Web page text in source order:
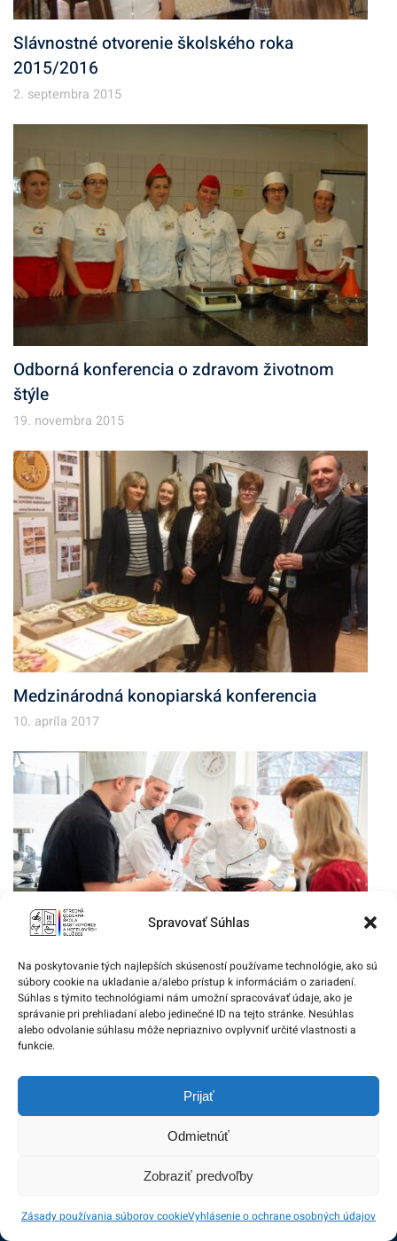
Spravovať Súhlas
Na poskytovanie tých najlepších skúseností používame technológie, ako sú
súbory cookie na ukladanie a/alebo prístup k informáciám o zariadení.
Súhlas s týmito technológiami nám umožní spracovávať údaje, ako je
správanie pri prehliadaní alebo jedinečné ID na tejto stránke. Nesúhlas
alebo odvolanie súhlasu môže nepriaznivo ovplyvniť určité vlastnosti a
funkcie.
Prijať
Odmietnúť
Zobraziť predvoľby
Zásady používania súborov cookieVyhlásenie o ochrane osobných údajov
Slávnostné otvorenie školského roka
2015/2016
2. septembra 2015
Odborná konferencia o zdravom životnom
štýle
19. novembra 2015
Medzinárodná konopiarská konferencia
10. apríla 2017
Deň ruskej kuchyne
21. marca 2019